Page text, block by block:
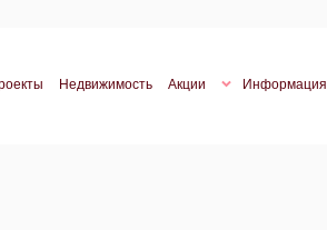
Недвижимость Акции Информация